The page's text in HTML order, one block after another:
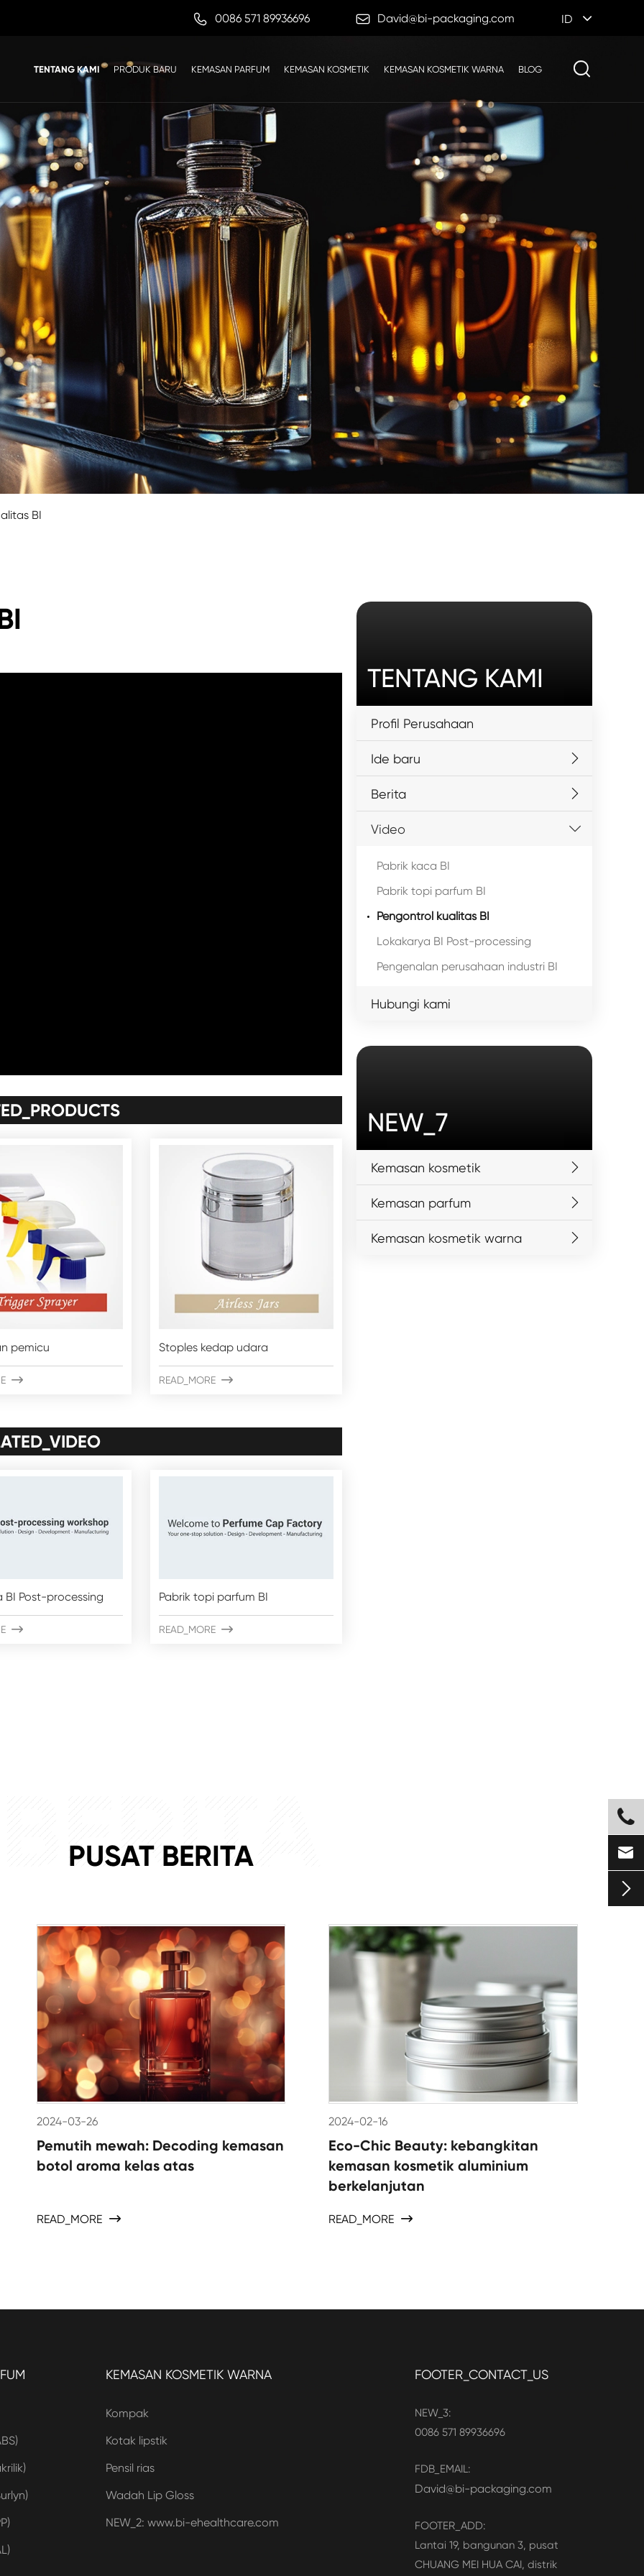
 0086 571 89936696  David@bi-packaging.com ID
TENTANG KAMI PRODUK BARU KEMASAN PARFUM KEMASAN KOSMETIK KEMASAN KOSMETIK WARNA BLOG
BI
pemicu

Stoples kedap udara
READ_MORE 
BI Post-processing

Pabrik topi parfum BI
READ_MORE 
TENTANG KAMI
Profil Perusahaan
Ide baru
Berita
Video
Pabrik kaca BI
Pabrik topi parfum BI
Pengontrol kualitas BI
Lokakarya BI Post-processing
Pengenalan perusahaan industri BI
Hubungi kami
NEW_7
Kemasan kosmetik
Kemasan parfum
Kemasan kosmetik warna
BERITA
PUSAT BERITA
2024-03-26
Pemutih mewah: Decoding kemasan
botol aroma kelas atas
READ_MORE 
2024-02-16
Eco-Chic Beauty: kebangkitan
kemasan kosmetik aluminium
berkelanjutan
READ_MORE 
KEMASAN KOSMETIK WARNA
Kompak
Kotak lipstik
Pensil rias
Wadah Lip Gloss
NEW_2: www.bi-ehealthcare.com
FOOTER_CONTACT_US
NEW_3:
0086 571 89936696
FDB_EMAIL:
David@bi-packaging.com
FOOTER_ADD:
Lantai 19, bangunan 3, pusat
CHUANG MEI HUA CAI, distrik


